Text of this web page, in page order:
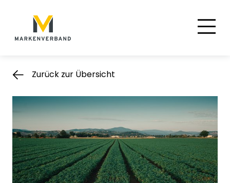
Hauptnavigation
Zurück zur Übersicht